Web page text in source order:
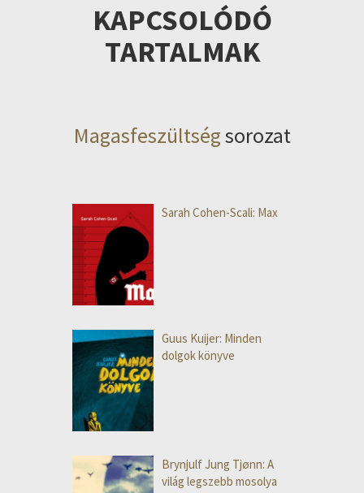
KAPCSOLÓDÓ
TARTALMAK
Magasfeszültségsorozat
Sarah Cohen-Scali: Max
Guus Kuijer: Minden
dolgok könyve
Brynjulf Jung Tjønn: A
világ legszebb mosolya